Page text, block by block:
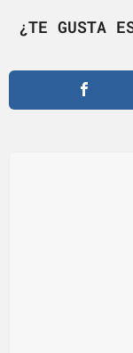
a
i
¿TE GUSTA